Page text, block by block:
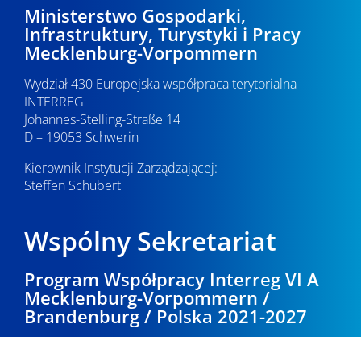
Ministerstwo Gospodarki,
Infrastruktury, Turystyki i Pracy
Mecklenburg-Vorpommern
Wydział 430 Europejska współpraca terytorialna
INTERREG
Johannes-Stelling-Straße 14
D – 19053 Schwerin
Kierownik Instytucji Zarządzającej:
Steffen Schubert
Wspólny Sekretariat
Program Współpracy Interreg VI A
Mecklenburg-Vorpommern /
Brandenburg / Polska 2021-2027